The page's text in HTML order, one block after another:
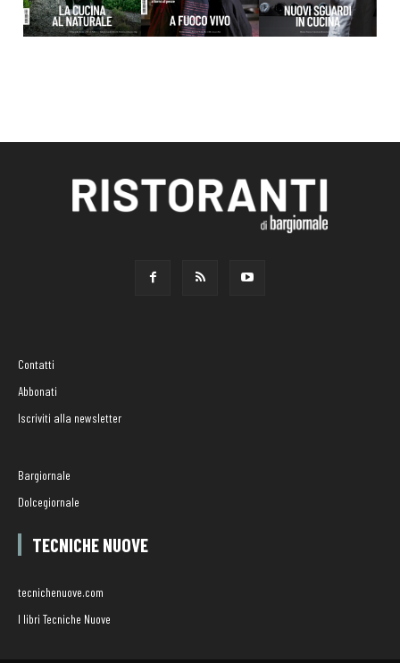
Contatti
Abbonati
Iscriviti alla newsletter
Bargiornale
Dolcegiornale
TECNICHE NUOVE
tecnichenuove.com
I libri Tecniche Nuove